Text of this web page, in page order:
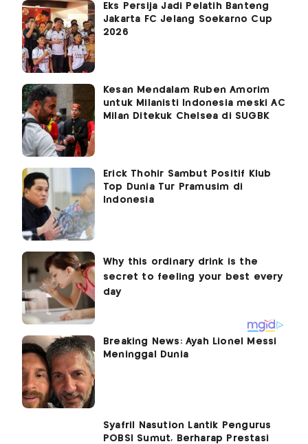
Eks Persija Jadi Pelatih Banteng
Jakarta FC Jelang Soekarno Cup
2026
Kesan Mendalam Ruben Amorim
untuk Milanisti Indonesia meski AC
Milan Ditekuk Chelsea di SUGBK
Erick Thohir Sambut Positif Klub
Top Dunia Tur Pramusim di
Indonesia
Breaking News: Ayah Lionel Messi
Meninggal Dunia
Syafril Nasution Lantik Pengurus
POBSI Sumut, Berharap Prestasi